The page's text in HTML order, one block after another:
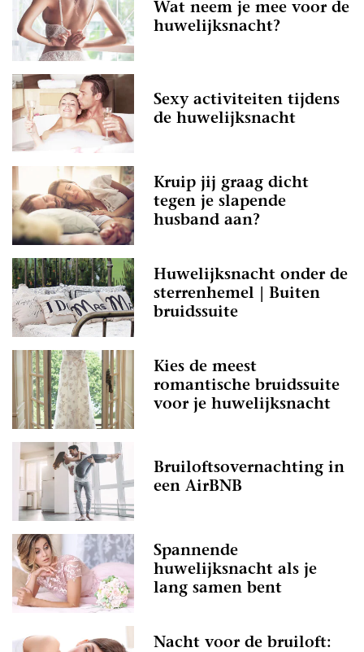
Wat neem je mee voor de
huwelijksnacht?
Sexy activiteiten tijdens
de huwelijksnacht
Kruip jij graag dicht
tegen je slapende
husband aan?
Huwelijksnacht onder de
sterrenhemel | Buiten
bruidssuite
Kies de meest
romantische bruidssuite
voor je huwelijksnacht
Bruiloftsovernachting in
een AirBNB
Spannende
huwelijksnacht als je
lang samen bent
Nacht voor de bruiloft: